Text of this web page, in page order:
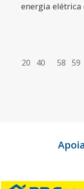
energia elétrica
20 40 58 59